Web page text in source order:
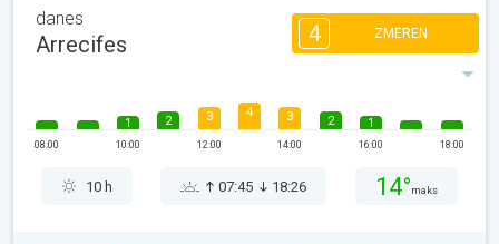
danes
Arrecifes 4 ZMEREN
08:00
1
10:00
2 3
12:00
4 3
14:00
2 1
16:00 18:00
10 h 07:45 18:26 14° maks